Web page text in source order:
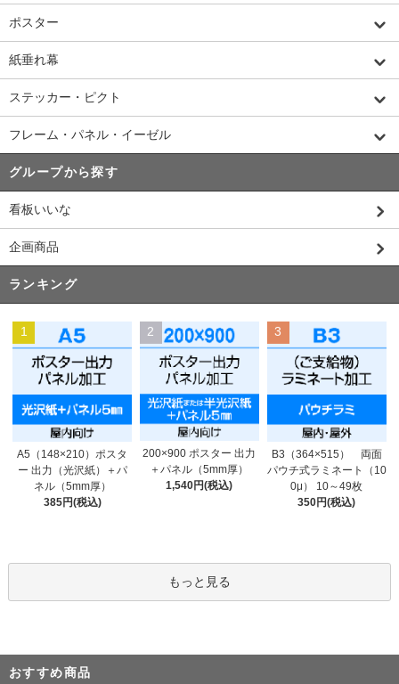
ポスター
紙垂れ幕
ステッカー・ピクト
フレーム・パネル・イーゼル
グループから探す
看板いいな
企画商品
ランキング
1
A5（148×210）ポスタ
ー 出力（光沢紙）＋パ
ネル（5mm厚）
385円(税込)
2
200×900 ポスター 出力
＋パネル（5mm厚）
1,540円(税込)
3
B3（364×515） 両面
パウチ式ラミネート（10
0μ） 10～49枚
350円(税込)
もっと見る
おすすめ商品